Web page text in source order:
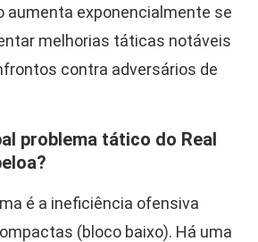
aumenta exponencialmente se
melhorias táticas notáveis
contra adversários de
problema tático do Real
é a ineficiência ofensiva
(bloco baixo). Há uma